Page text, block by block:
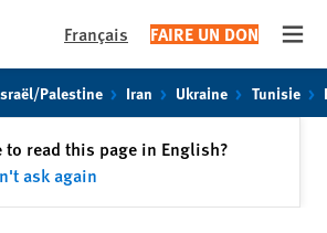
Français FAIRE UN DON
Palestine Iran Ukraine Tunisie
read this page in English?
ask again